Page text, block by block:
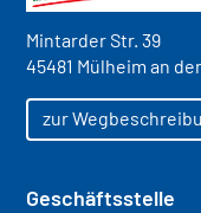
Mintarder Str. 39
45481 Mülheim an
zur
Geschäftsstelle